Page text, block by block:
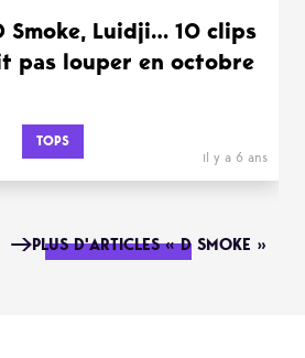
Smoke, Luidji… 10 clips
pas louper en octobre
TOPS
il y a 6 ans
PLUS D'ARTICLES « D SMOKE »